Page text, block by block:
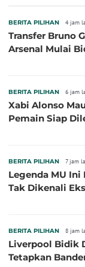
BERITA PILIHAN 4 jam
Transfer Bruno
Arsenal Mulai
BERITA PILIHAN 6 jam
Xabi Alonso
Pemain Siap
BERITA PILIHAN 7 jam
Legenda MU Ini
Tak Dikenali
BERITA PILIHAN 8 jam
Liverpool Bidik
Tetapkan